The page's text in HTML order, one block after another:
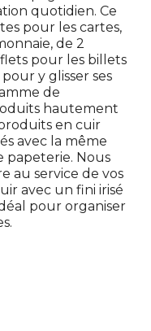
quotidien. Ce
pour les cartes,
de 2
pour les billets
y glisser ses
de
hautement
en cuir
avec la même
papeterie. Nous
au service de vos
avec un fini irisé
pour organiser